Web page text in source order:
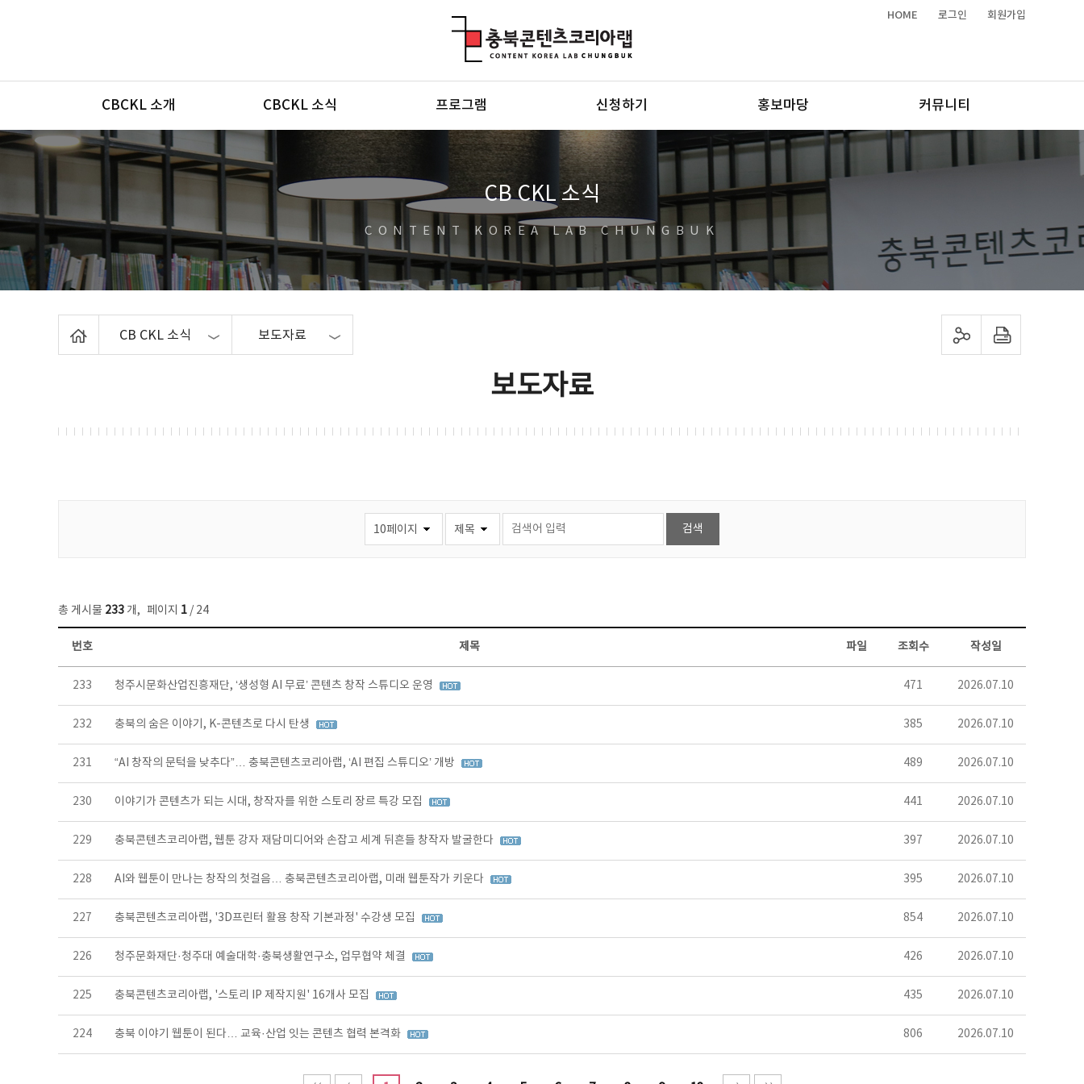
HOME 로그인 회원가입
메뉴
CBCKL 소개 CBCKL 소식 프로그램 신청하기 홍보마당 커뮤니티
CB CKL 소식
CONTENT KOREA LAB CHUNGBUK
CB CKL 소식 보도자료 sns 공유하기 프린트하기
보도자료
총 게시물 233 개, 페이지 1 / 24
보도자료 목록 - 번호, 제목, 작성자, 파일, 조회수, 작성일 정보 제공
번호 제목 파일 조회수 작성일
233 청주시문화산업진흥재단, ‘생성형 AI 무료’ 콘텐츠 창작 스튜디오 운영 471 2026.07.10
232 충북의 숨은 이야기, K-콘텐츠로 다시 탄생 385 2026.07.10
231 “AI 창작의 문턱을 낮추다”… 충북콘텐츠코리아랩, ‘AI 편집 스튜디오’ 개방 489 2026.07.10
230 이야기가 콘텐츠가 되는 시대, 창작자를 위한 스토리 장르 특강 모집 441 2026.07.10
229 충북콘텐츠코리아랩, 웹툰 강자 재담미디어와 손잡고 세계 뒤흔들 창작자 발굴한다 397 2026.07.10
228 AI와 웹툰이 만나는 창작의 첫걸음… 충북콘텐츠코리아랩, 미래 웹툰작가 키운다 395 2026.07.10
227 충북콘텐츠코리아랩, '3D프린터 활용 창작 기본과정' 수강생 모집 854 2026.07.10
226 청주문화재단·청주대 예술대학·충북생활연구소, 업무협약 체결 426 2026.07.10
225 충북콘텐츠코리아랩, '스토리 IP 제작지원' 16개사 모집 435 2026.07.10
224 충북 이야기 웹툰이 된다… 교육·산업 잇는 콘텐츠 협력 본격화 806 2026.07.10